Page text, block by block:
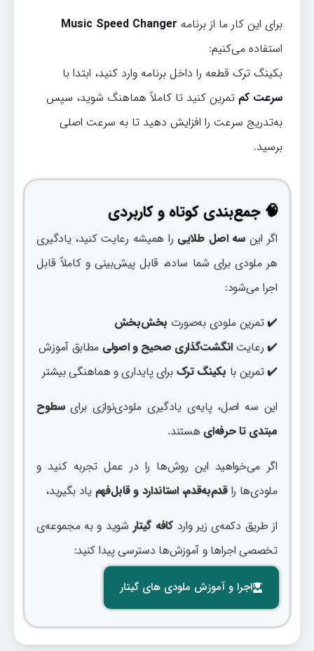
برای این کار ما از برنامه Music Speed Changer
استفاده می‌کنیم:
بکینگ ترک قطعه را داخل برنامه وارد کنید، ابتدا با
سرعت کم تمرین کنید تا کاملاً هماهنگ شوید، سپس
به‌تدریج سرعت را افزایش دهید تا به سرعت اصلی
برسید.
🧠 جمع‌بندی کوتاه و کاربردی
اگر اینسه اصل طلایی را همیشه رعایت کنید، یادگیری
هر ملودی برای شما ساده، قابل پیش‌بینی و کاملاً قابل
اجرا می‌شود:
✔️ تمرین ملودی به‌صورت بخش‌بخش
✔️ رعایت انگشت‌گذاری صحیح و اصولی مطابق آموزش
✔️ تمرین با بکینگ ترک برای پایداری و هماهنگی بیشتر
این سه اصل، پایه‌ی یادگیری ملودی‌نوازی برایسطوح
مبتدی تا حرفه‌ای هستند.
اگر می‌خواهید این روش‌ها را در عمل تجربه کنید و
ملودی‌ها راقدم‌به‌قدم، استاندارد و قابل‌فهم یاد بگیرید،
از طریق دکمه‌ی زیر واردکافه گیتار شوید و به مجموعه‌ی
تخصصی اجراها و آموزش‌ها دسترسی پیدا کنید:
اجرا و آموزش ملودی های گیتار